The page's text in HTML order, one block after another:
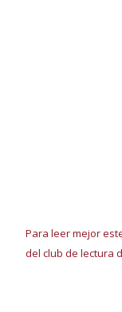
Para leer mejor
del club de lectura